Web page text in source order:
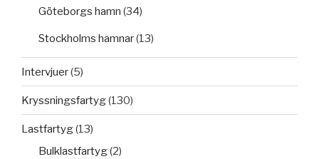
Göteborgs hamn (34)
Stockholms hamnar(13)
Intervjuer(5)
Kryssningsfartyg(130)
Lastfartyg(13)
Bulklastfartyg(2)